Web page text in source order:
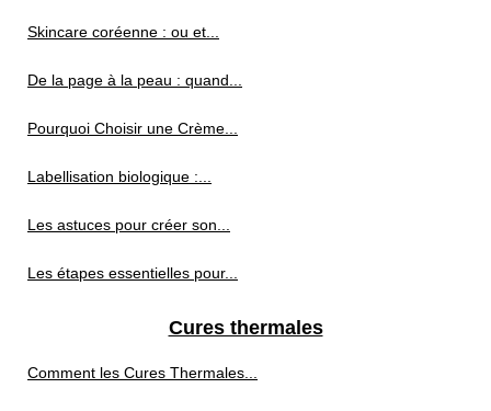
Skincare coréenne : ou et...
De la page à la peau : quand...
Pourquoi Choisir une Crème...
Labellisation biologique :...
Les astuces pour créer son...
Les étapes essentielles pour...
Cures thermales
Comment les Cures Thermales...